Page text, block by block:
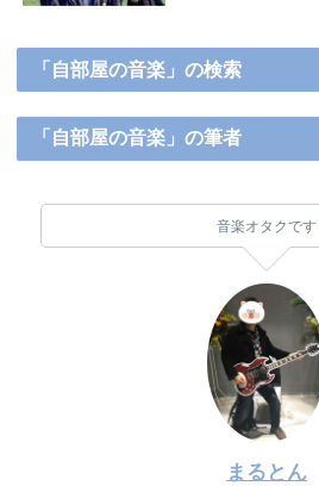
「自部屋の音楽」の検索
「自部屋の音楽」の筆者
音楽オタクです
まるとん